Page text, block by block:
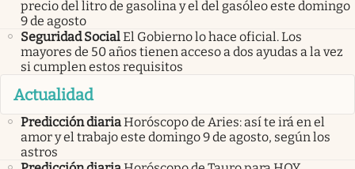
precio del litro de gasolina y el del gasóleo este domingo
9 de agosto
Seguridad SocialEl Gobierno lo hace oficial. Los
mayores de 50 años tienen acceso a dos ayudas a la vez
si cumplen estos requisitos
Actualidad
Predicción diariaHoróscopo de Aries: así te irá en el
amor y el trabajo este domingo 9 de agosto, según los
astros